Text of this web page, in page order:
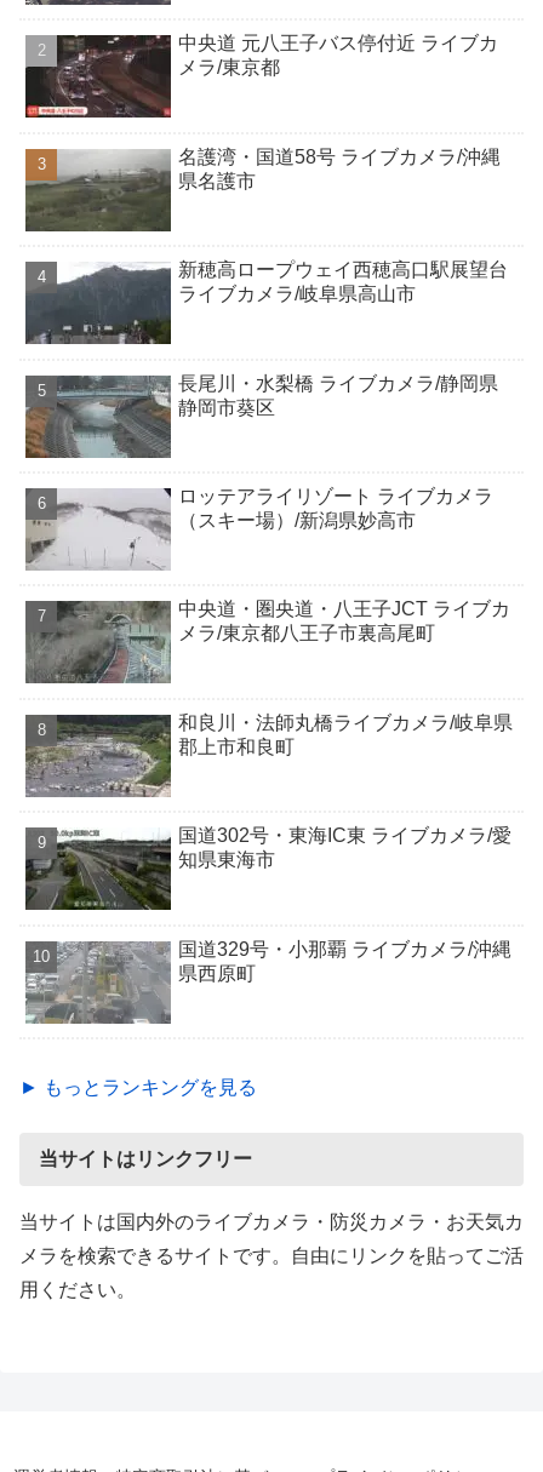
中央道 元八王子バス停付近 ライブカ
メラ/東京都
名護湾・国道58号 ライブカメラ/沖縄
県名護市
新穂高ロープウェイ西穂高口駅展望台
ライブカメラ/岐阜県高山市
長尾川・水梨橋 ライブカメラ/静岡県
静岡市葵区
ロッテアライリゾート ライブカメラ
（スキー場）/新潟県妙高市
中央道・圏央道・八王子JCT ライブカ
メラ/東京都八王子市裏高尾町
和良川・法師丸橋ライブカメラ/岐阜県
郡上市和良町
国道302号・東海IC東 ライブカメラ/愛
知県東海市
国道329号・小那覇 ライブカメラ/沖縄
県西原町
► もっとランキングを見る
当サイトはリンクフリー
当サイトは国内外のライブカメラ・防災カメラ・お天気カ
メラを検索できるサイトです。自由にリンクを貼ってご活
用ください。